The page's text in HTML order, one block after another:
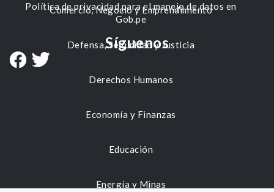
Comercio, Negocio y Emprendimiento
Defensa, Seguridad y Justicia
Derechos Humanos
Economía y Finanzas
Educación
Energía y Minas
Política de privacidad para el manejo de datos en
Gob.pe
Síguenos